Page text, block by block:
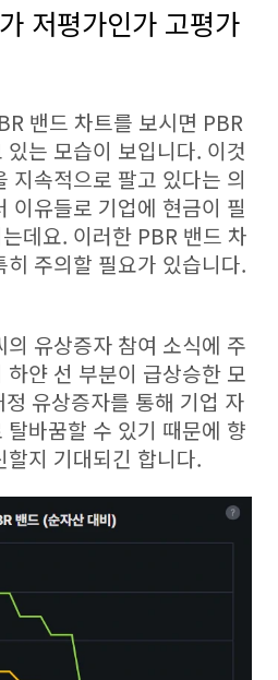
저평가인가 고평가
밴드 차트를 보시면 PBR
는 모습이 보입니다. 이것
지속적으로 팔고 있다는 의
이유들로 기업에 현금이 필
데요. 이러한 PBR 밴드 차
주의할 필요가 있습니다.
유상증자 참여 소식에 주
얀 선 부분이 급상승한 모
유상증자를 통해 기업 자
바꿈할 수 있기 때문에 향
지 기대되긴 합니다.